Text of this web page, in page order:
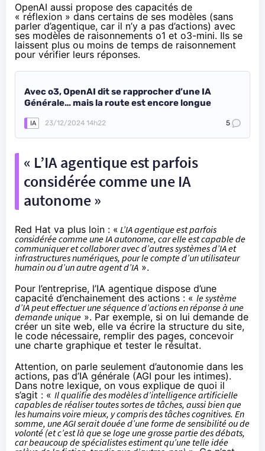
OpenAI aussi propose des capacités de
« réflexion » dans certains de ses modèles (sans
parler d’agentique, car il n’y a pas d’actions) avec
ses modèles de raisonnements o1 et o3-mini. Ils se
laissent plus ou moins de temps de raisonnement
pour vérifier leurs réponses.
Avec o3, OpenAI dit se rapprocher d’une IA
Générale… mais la route est encore longue
IA 23/12/2024 14h22 5
« L’IA agentique est parfois
considérée comme une IA
autonome »
Red Hat va plus loin : « L’IA agentique est parfois
considérée comme une IA autonome, car elle est capable de
communiquer et collaborer avec d’autres systèmes d’IA et
infrastructures numériques, pour le compte d’un utilisateur
humain ou d’un autre agent d’IA ».
Pour l’entreprise, l’IA agentique dispose d’une
capacité d’enchainement des actions : « le système
d’IA peut effectuer une séquence d’actions en réponse à une
demande unique ». Par exemple, si on lui demande de
créer un site web, elle va écrire la structure du site,
le code nécessaire, remplir des pages, concevoir
une charte graphique et tester le résultat.
Attention, on parle seulement d’autonomie dans les
actions, pas d’IA générale (AGI pour les intimes).
Dans notre lexique, on vous explique de quoi il
s’agit : « Il qualifie des modèles d’intelligence artificielle
capables de réaliser toutes sortes de tâches, aussi bien que
les humains voire mieux, y compris des tâches cognitives. En
somme, une AGI serait douée d’une forme de sensibilité ou de
volonté (et c’est là que se loge une grosse partie des débats,
car beaucoup de spécialistes estiment qu’une telle idée